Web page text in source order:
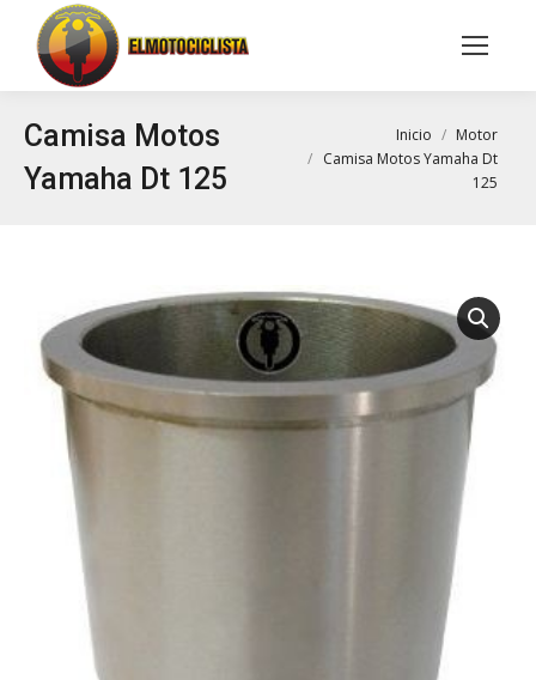
Buscar:
Camisa Motos
Yamaha Dt 125
Inicio
Motor
Camisa Motos Yamaha Dt
125